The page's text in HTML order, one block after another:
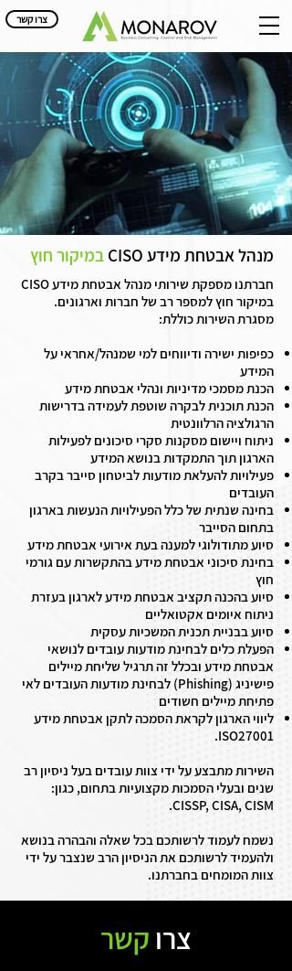
צרו קשר
מנהל אבטחת מידע CISO במיקור חוץ
חברתנו מספקת שירותי מנהל אבטחת מידע CISO
במיקור חוץ למספר רב של חברות וארגונים.
מסגרת השירות כוללת:
כפיפות ישירה ודיווחים למי שמנהל/אחראי על
המידע
הכנת מסמכי מדיניות ונהלי אבטחת מידע
הכנת תוכנית לבקרה שוטפת לעמידה בדרישות
הרגולציה הרלוונטית
ניתוח ויישום מסקנות סקרי סיכונים לפעילות
הארגון תוך התמקדות בנושא המידע
פעילויות להעלאת מודעות לביטחון סייבר בקרב
העובדים
בחינה שנתית של כלל הפעילויות הנעשות בארגון
בתחום הסייבר
סיוע מתודולוגי למענה בעת אירועי אבטחת מידע
בחינת סיכוני אבטחת מידע בהתקשרות עם גורמי
חוץ
סיוע בהכנה תקציב אבטחת מידע לארגון בעזרת
ניתוח איומים אקטואליים
סיוע בבניית תכנית המשכיות עסקית
הפעלת כלים לבחינת מודעות עובדים לנושאי
אבטחת מידע ובכלל זה תרגיל שליחת מיילים
פישיניג (Phishing) לבחינת מודעות העובדים לאי
פתיחת מיילים חשודים
ליווי הארגון לקראת הסמכה לתקן אבטחת מידע
ISO27001.
השירות מתבצע על ידי צוות עובדים בעל ניסיון רב
שנים ובעלי הסמכות מקצועיות בתחום, כגון:
CISSP, CISA, CISM.
נשמח לעמוד לרשותכם בכל שאלה והבהרה בנושא
ולהעמיד לרשותכם את הניסיון הרב שנצבר על ידי
צוות המומחים בחברתנו.
צרו קשר